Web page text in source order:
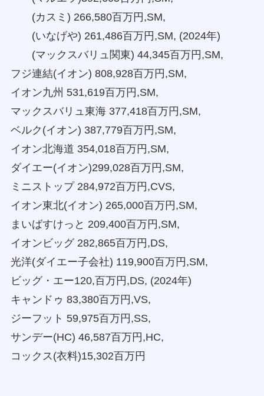
(カスミ) 266,580百万円,SM,
(いなげや) 261,486百万円,SM, (2024年)
(マックスバリュ関東) 44,345百万円,SM,
フジ連結(イオン) 808,928百万円,SM,
イオン九州 531,619百万円,SM,
マックスバリュ東海 377,418百万円,SM,
ベルク(イオン) 387,779百万円,SM,
イオン北海道 354,018百万円,SM,
ダイエー(イオン)299,028百万円,SM,
ミニストップ 284,972百万円,CVS,
イオン東北(イオン) 265,000百万円,SM,
まいばすけっと 209,400百万円,SM,
イオンビッグ 282,865百万円,DS,
光洋(ダイエー子会社) 119,900百万円,SM,
ビッグ・エー120,百万円,DS, (2024年)
キャンドゥ 83,380百万円,VS,
ジーフット 59,975百万円,SS,
サンデー(HC) 46,587百万円,HC,
コックス(衣料)15,302百万円